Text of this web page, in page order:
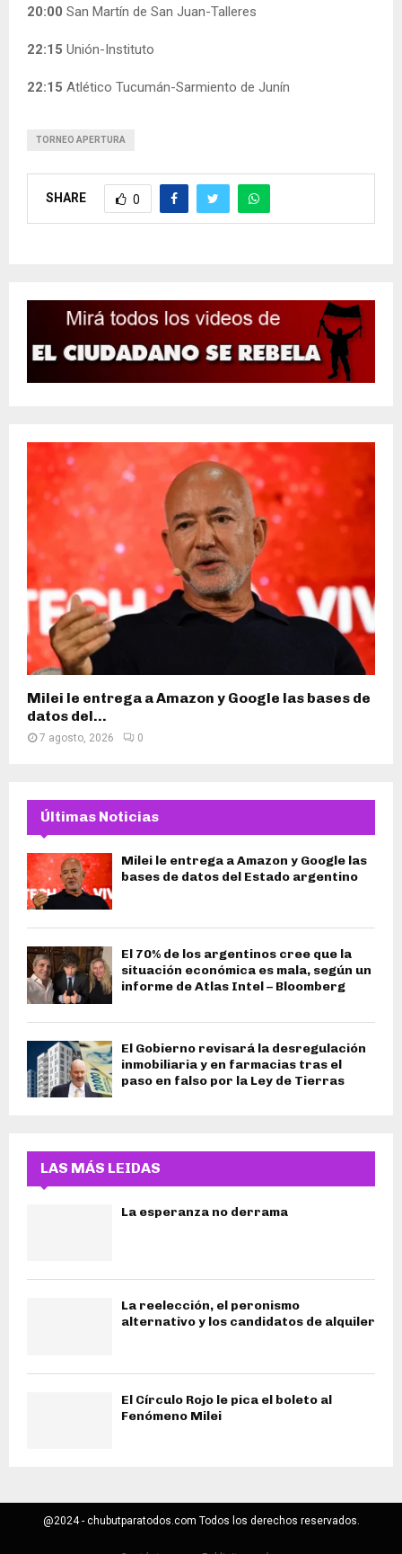
20:00 San Martín de San Juan-Talleres
22:15 Unión-Instituto
22:15 Atlético Tucumán-Sarmiento de Junín
TORNEO APERTURA
SHARE 0
Milei le entrega a Amazon y Google las bases de
datos del...
7 agosto, 2026 0
Últimas Noticias
Milei le entrega a Amazon y Google las
bases de datos del Estado argentino
El 70% de los argentinos cree que la
situación económica es mala, según un
informe de Atlas Intel – Bloomberg
El Gobierno revisará la desregulación
inmobiliaria y en farmacias tras el
paso en falso por la Ley de Tierras
LAS MÁS LEIDAS
La esperanza no derrama
La reelección, el peronismo
alternativo y los candidatos de alquiler
El Círculo Rojo le pica el boleto al
Fenómeno Milei
@2024 - chubutparatodos.com Todos los derechos reservados.